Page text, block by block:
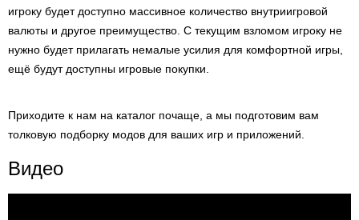
игроку будет доступно массивное количество внутриигровой
валюты и другое преимущество. С текущим взломом игроку не
нужно будет прилагать немалые усилия для комфортной игры,
ещё будут доступны игровые покупки.
Приходите к нам на каталог почаще, а мы подготовим вам
толковую подборку модов для ваших игр и приложений.
Видео